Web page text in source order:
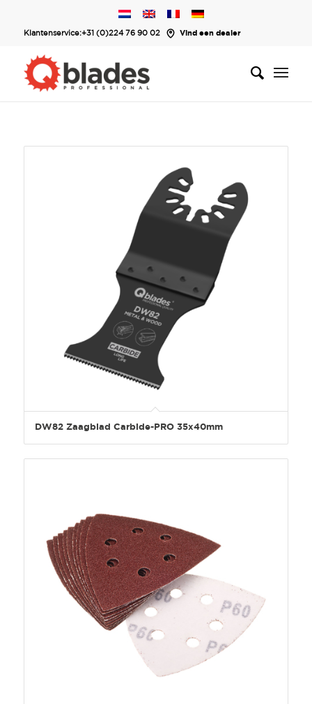
Klantenservice:+31 (0)224 76 90 02 Vind een dealer
DW82 Zaagblad Carbide-PRO 35x40mm